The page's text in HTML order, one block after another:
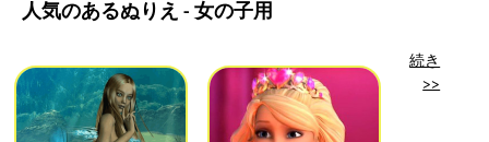
人気のあるぬりえ - 女の子用
続き
>>